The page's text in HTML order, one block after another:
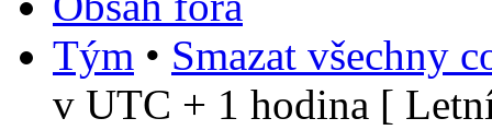
Tým • Smazat všechny
v UTC + 1 hodina [